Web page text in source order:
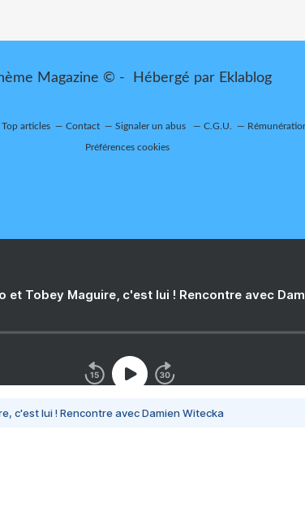
Magazine © - Hébergé par Eklablog
Top articles Contact Signaler un abus C.G.U.
Préférences cookies
et Tobey Maguire, c'est lui ! Rencontre avec
c'est lui ! Rencontre avec Damien Witecka